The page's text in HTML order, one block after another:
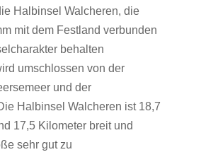
Halbinsel Walcheren, die
mit dem Festland verbunden
behalten
umschlossen von der
und der
Halbinsel Walcheren ist 18,7
17,5 Kilometer breit und
sehr gut zu